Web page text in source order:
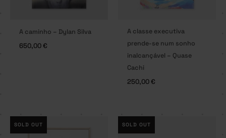
A caminho – Dylan Silva
650,00€
A classe executiva
prende-se num sonho
inalcançável – Quase
Cachi
250,00€
SOLD OUT SOLD OUT